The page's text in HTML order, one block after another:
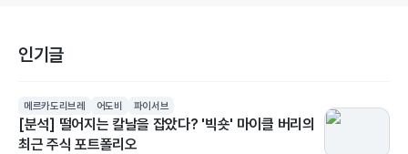
인기글
메르카도리브레 어도비 파이서브
[분석] 떨어지는 칼날을 잡았다? '빅숏' 마이클 버리의
최근 주식 포트폴리오